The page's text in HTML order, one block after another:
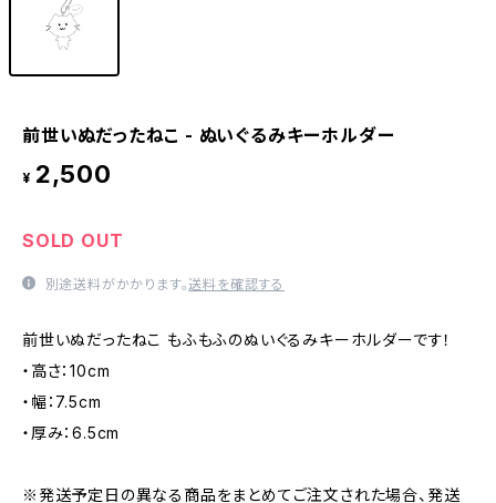
前世いぬだったねこ - ぬいぐるみキーホルダー
¥ 2,500
SOLD OUT
別途送料がかかります。送料を確認する
前世いぬだったねこ もふもふのぬいぐるみキーホルダーです！
・高さ：10cm
・幅：7.5cm
・厚み：6.5cm
※発送予定日の異なる商品をまとめてご注文された場合、発送